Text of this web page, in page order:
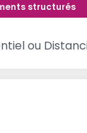
structurés
ou